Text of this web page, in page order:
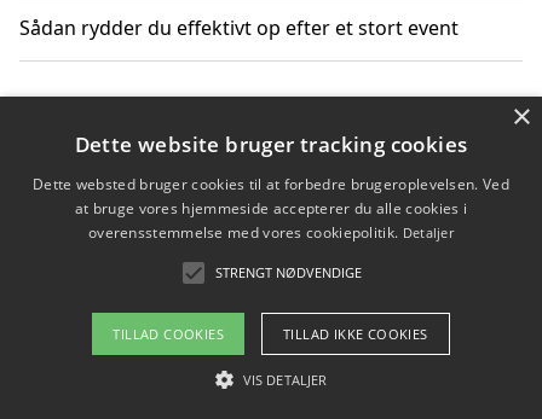
Sådan rydder du effektivt op efter et stort event
Copyright 2026 - Pilanto Aps
Om / kontakt
Blog Betingelser
×
Dette website bruger tracking cookies
Dette websted bruger cookies til at forbedre brugeroplevelsen. Ved
at bruge vores hjemmeside accepterer du alle cookies i
overensstemmelse med vores cookiepolitik. Detaljer
STRENGT NØDVENDIGE
TILLAD COOKIES TILLAD IKKE COOKIES
VIS DETALJER